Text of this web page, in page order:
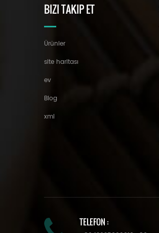
BIZI TAKIP ET
Ürünler
site haritası
ev
Blog
xml
TELEFON :